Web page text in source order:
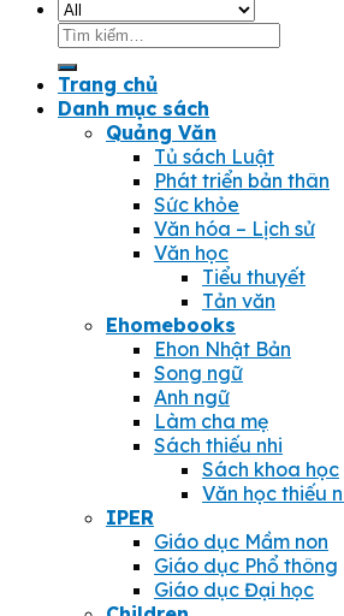
Tìm
Trang chủ
Danh mục sách
Quảng Văn
Tủ sách Luật
Phát triển bản thân
Sức khỏe
Văn hóa – Lịch sử
Văn học
Tiểu thuyết
Tản văn
Ehomebooks
Ehon Nhật Bản
Song ngữ
Anh ngữ
Làm cha mẹ
Sách thiếu nhi
Sách khoa học
Văn học thiếu
IPER
Giáo dục Mầm non
Giáo dục Phổ thông
Giáo dục Đại học